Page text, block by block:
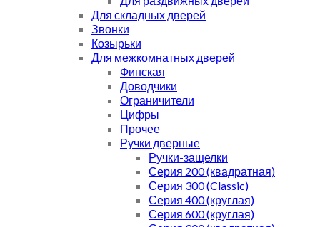
Для складных дверей
Звонки
Козырьки
Для межкомнатных дверей
Финская
Доводчики
Ограничители
Цифры
Прочее
Ручки дверные
Ручки-защелки
Серия 200 (квадратная)
Серия 300 (Classic)
Серия 400 (круглая)
Серия 600 (круглая)